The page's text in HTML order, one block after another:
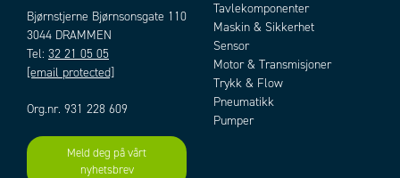
Bjørnstjerne Bjørnsonsgate 110
3044 DRAMMEN
Tel: 32 21 05 05
[email protected]
Org.nr. 931 228 609
Meld deg på vårt
nyhetsbrev
Tavlekomponenter
Maskin & Sikkerhet
Sensor
Motor & Transmisjoner
Trykk & Flow
Pneumatikk
Pumper